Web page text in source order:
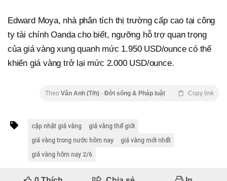
Edward Moya, nhà phân tích thị trường cấp cao tại công
ty tài chính Oanda cho biết, ngưỡng hỗ trợ quan trọng
của giá vàng xung quanh mức 1.950 USD/ounce có thể
khiến giá vàng trở lại mức 2.000 USD/ounce.
Theo Vân Anh (T/h) - Đời sống & Pháp luật Copy link
cập nhật giá vàng
giá vàng thế giới
giá vàng trong nước hôm nay
giá vàng mới nhất
giá vàng hôm nay 2/6